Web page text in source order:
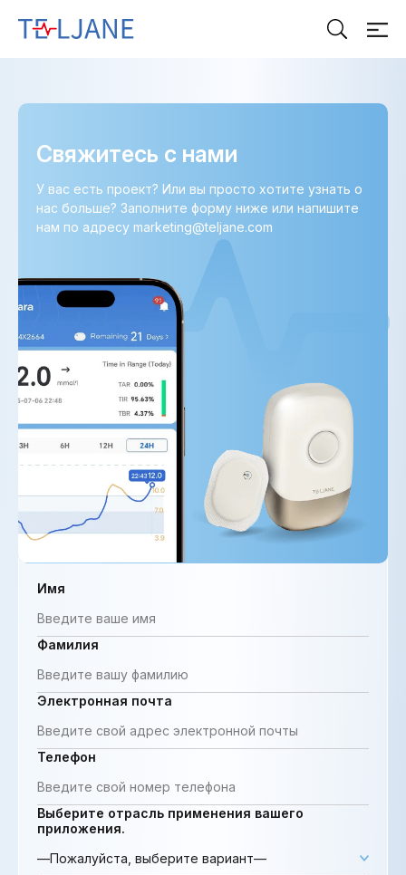
Е
Д
Свяжитесь с нами
У вас есть проект? Или вы просто хотите узнать о
нас больше? Заполните форму ниже или напишите
нам по адресу marketing@teljane.com
Имя
Фамилия
Электронная почта
Телефон
Выберите отрасль применения вашего
приложения.